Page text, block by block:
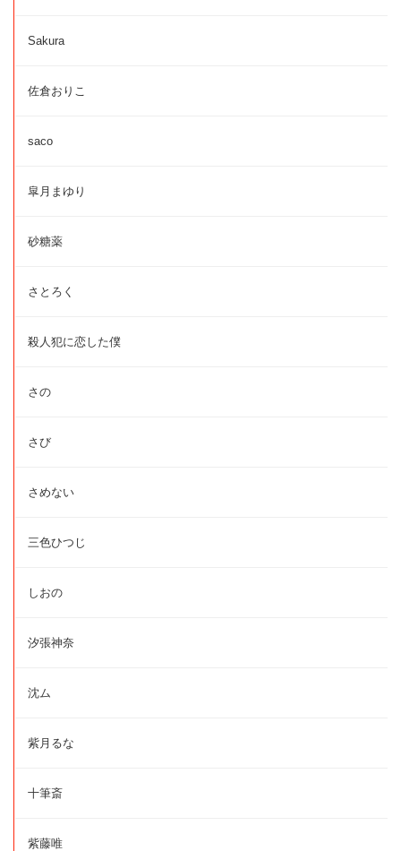
Sakura
佐倉おりこ
saco
皐月まゆり
砂糖薬
さとろく
殺人犯に恋した僕
さの
さび
さめない
三色ひつじ
しおの
汐張神奈
沈ム
紫月るな
十筆斎
紫藤唯